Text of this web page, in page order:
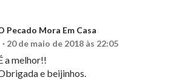
Pecado Mora Em Casa
20 de maio de 2018 às 22:05
a melhor!!
e beijinhos.